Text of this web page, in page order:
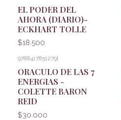
EL PODER DEL
AHORA (DIARIO)-
ECKHART TOLLE
$18.500
9788417851279
ORACULO DE LAS 7
ENERGIAS -
COLETTE BARON
REID
$30.000